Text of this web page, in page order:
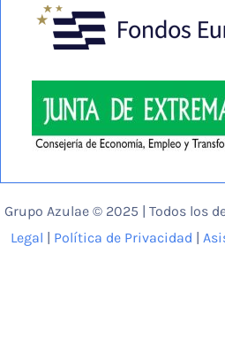
Grupo Azulae © 2025 | Todos los
Legal
Política de Privacidad